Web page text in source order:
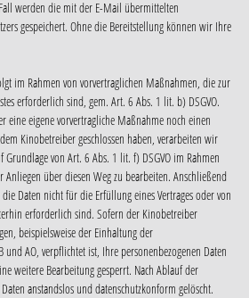
werden die mit der E-Mail übermittelten
gespeichert. Ohne die Bereitstellung können wir Ihre
im Rahmen von vorvertraglichen Maßnahmen, die zur
erforderlich sind, gem. Art. 6 Abs. 1 lit. b) DSGVO.
eine eigene vorvertragliche Maßnahme noch einen
Kinobetreiber geschlossen haben, verarbeiten wir
Grundlage von Art. 6 Abs. 1 lit. f) DSGVO im Rahmen
Anliegen über diesen Weg zu bearbeiten. Anschließend
Daten nicht für die Erfüllung eines Vertrages oder von
erforderlich sind. Sofern der Kinobetreiber
beispielsweise der Einhaltung der
AO, verpflichtet ist, Ihre personenbezogenen Daten
weitere Bearbeitung gesperrt. Nach Ablauf der
anstandslos und datenschutzkonform gelöscht.